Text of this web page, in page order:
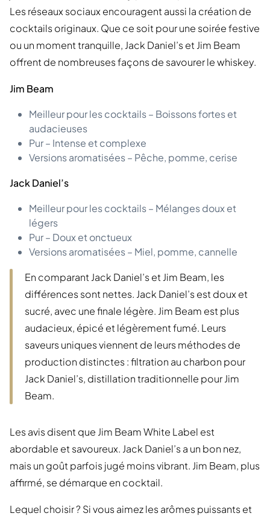
Les réseaux sociaux encouragent aussi la création de
cocktails originaux. Que ce soit pour une soirée festive
ou un moment tranquille, Jack Daniel’s et Jim Beam
offrent de nombreuses façons de savourer le whiskey.
Jim Beam
Meilleur pour les cocktails – Boissons fortes et
audacieuses
Pur – Intense et complexe
Versions aromatisées – Pêche, pomme, cerise
Jack Daniel’s
Meilleur pour les cocktails – Mélanges doux et
légers
Pur – Doux et onctueux
Versions aromatisées – Miel, pomme, cannelle
En comparant Jack Daniel’s et Jim Beam, les
différences sont nettes. Jack Daniel’s est doux et
sucré, avec une finale légère. Jim Beam est plus
audacieux, épicé et légèrement fumé. Leurs
saveurs uniques viennent de leurs méthodes de
production distinctes : filtration au charbon pour
Jack Daniel’s, distillation traditionnelle pour Jim
Beam.
Les avis disent que Jim Beam White Label est
abordable et savoureux. Jack Daniel’s a un bon nez,
mais un goût parfois jugé moins vibrant. Jim Beam, plus
affirmé, se démarque en cocktail.
Lequel choisir ? Si vous aimez les arômes puissants et